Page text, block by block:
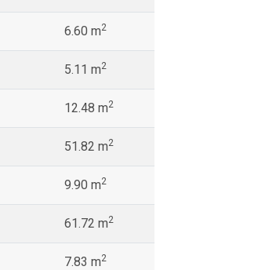
6.60 m2
5.11 m2
12.48 m2
51.82 m2
9.90 m2
61.72 m2
7.83 m2